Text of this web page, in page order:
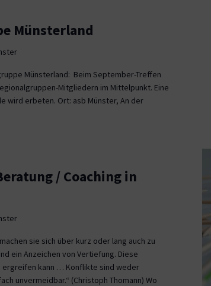
Münsterland
Münsterland: Beim September-Treffen
Mitgliedern im Mittelpunkt. Eine
wird erbeten. Ort: asb Münster, An der
/ Coaching in
sie sich über kurz oder lang auch zu
ein Anzeichen von Vertiefung. Diese
ergreifen kann … Konflikte sind weder
unvermeidbar.“ (Christoph Thomann) Wo